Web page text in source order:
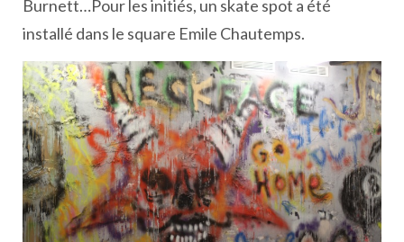
Burnett…Pour les initiés, un skate spot a été
installé dans le square Emile Chautemps.